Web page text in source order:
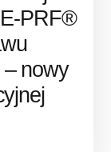
E-PRF®
nowy